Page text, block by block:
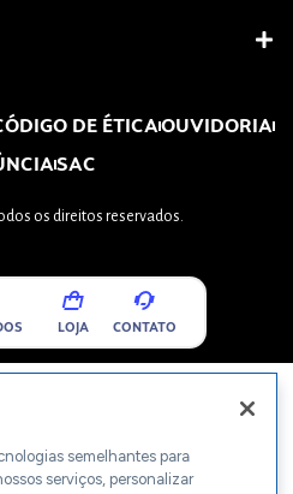
DE ÉTICAOUVIDORIA
SAC
os direitos reservados.
LOJA CONTATO
semelhantes para
serviços, personalizar